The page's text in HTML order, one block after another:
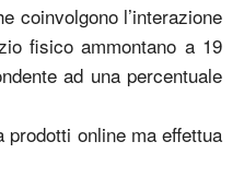
coinvolgono l’interazione
fisico ammontano a 19
ad una percentuale
online ma effettua